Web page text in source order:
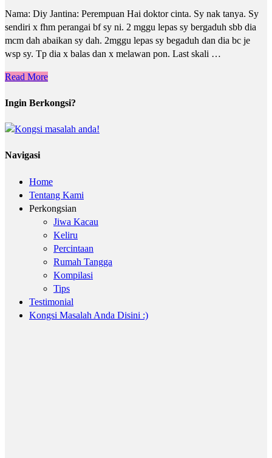
Nama: Diy Jantina: Perempuan Hai doktor cinta. Sy nak tanya. Sy
sendiri x fhm perangai bf sy ni. 2 mggu lepas sy bergaduh sbb dia
mcm dah abaikan sy dah. 2mggu lepas sy begaduh dan dia bc je
wsp sy. Tp dia x balas dan x melawan pon. Last skali …
Read More
Ingin Berkongsi?
Navigasi
Home
Tentang Kami
Perkongsian
Jiwa Kacau
Keliru
Percintaan
Rumah Tangga
Kompilasi
Tips
Testimonial
Kongsi Masalah Anda Disini :)